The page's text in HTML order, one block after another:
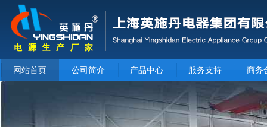
网站首页 公司简介 产品中心 服务支持 商务